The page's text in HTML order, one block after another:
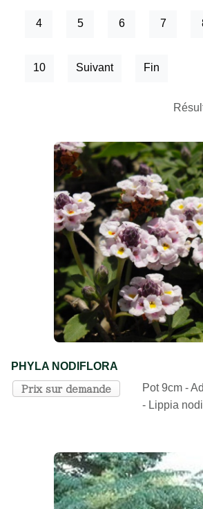
4 5 6 7
10 Suivant Fin
PHYLA NODIFLORA
Prix sur demande
Pot 9cm -
- Lippia